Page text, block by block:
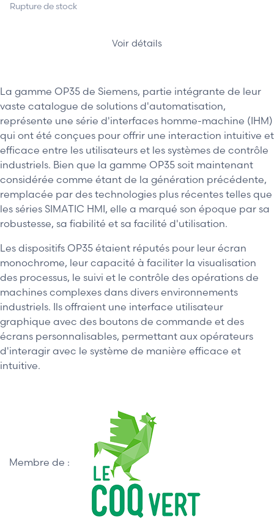
La gamme OP35 de Siemens, partie intégrante de leur
vaste catalogue de solutions d'automatisation,
représente une série d'interfaces homme-machine (IHM)
qui ont été conçues pour offrir une interaction intuitive et
efficace entre les utilisateurs et les systèmes de contrôle
industriels. Bien que la gamme OP35 soit maintenant
considérée comme étant de la génération précédente,
remplacée par des technologies plus récentes telles que
les séries SIMATIC HMI, elle a marqué son époque par sa
robustesse, sa fiabilité et sa facilité d'utilisation.
Les dispositifs OP35 étaient réputés pour leur écran
monochrome, leur capacité à faciliter la visualisation
des processus, le suivi et le contrôle des opérations de
machines complexes dans divers environnements
industriels. Ils offraient une interface utilisateur
graphique avec des boutons de commande et des
écrans personnalisables, permettant aux opérateurs
d'interagir avec le système de manière efficace et
intuitive.
Rupture de stock
Voir détails
Membre de :